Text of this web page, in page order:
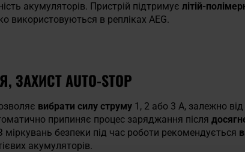
акумуляторів. Пристрій підтримує літій-
використовуються в репліках AEG.
AUTO-STOP
вибрати силу струму 1, 2 або 3 А, залежно від
припиняє процес заряджання після
безпеки під час роботи рекомендується
акумуляторів.